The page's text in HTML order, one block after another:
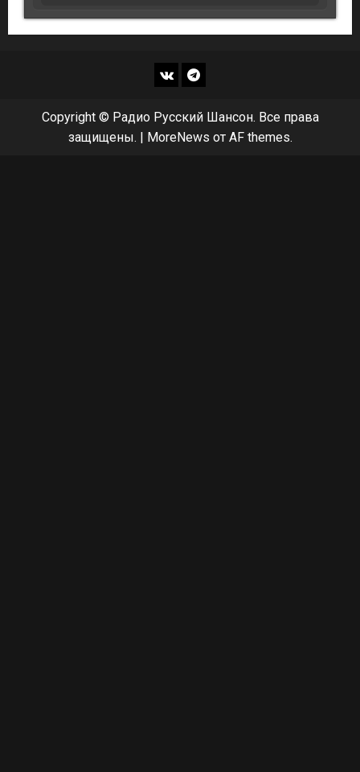
ВКонтакте
Telegram
Copyright © Радио Русский Шансон. Все права
защищены.
MoreNews от AF themes.